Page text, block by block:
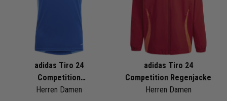
adidas Tiro 24
Competition
Trainingstrikot
Herren Damen
adidas Tiro 24
Competition Regenjacke
Herren Damen